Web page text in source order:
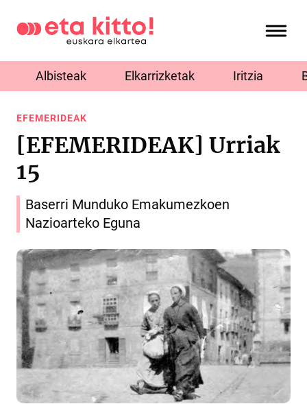
Albisteak Elkarrizketak Iritzia
EFEMERIDEAK
[EFEMERIDEAK] Urriak
15
Baserri Munduko Emakumezkoen
Nazioarteko Eguna